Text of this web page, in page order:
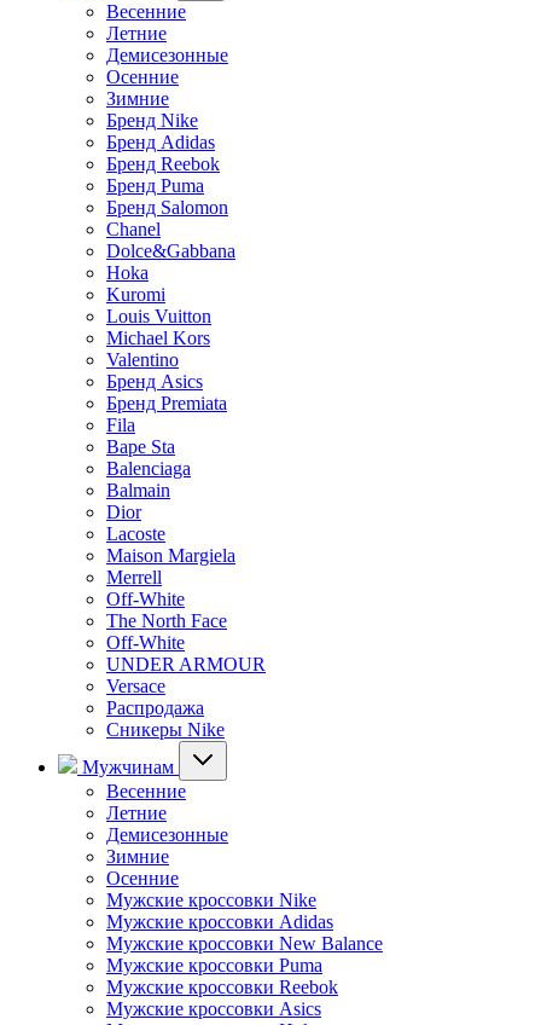
Весенние
Летние
Демисезонные
Осенние
Зимние
Бренд Nike
Бренд Adidas
Бренд Reebok
Бренд Puma
Бренд Salomon
Chanel
Dolce&Gabbana
Hoka
Kuromi
Louis Vuitton
Michael Kors
Valentino
Бренд Asics
Бренд Premiata
Fila
Bape Sta
Balenciaga
Balmain
Dior
Lacoste
Maison Margiela
Merrell
Off-White
The North Face
Off-White
UNDER ARMOUR
Versace
Распродажа
Сникеры Nike
Мужчинам
Весенние
Летние
Демисезонные
Зимние
Осенние
Мужские кроссовки Nike
Мужские кроссовки Adidas
Мужские кроссовки New Balance
Мужские кроссовки Puma
Мужские кроссовки Reebok
Мужские кроссовки Asics